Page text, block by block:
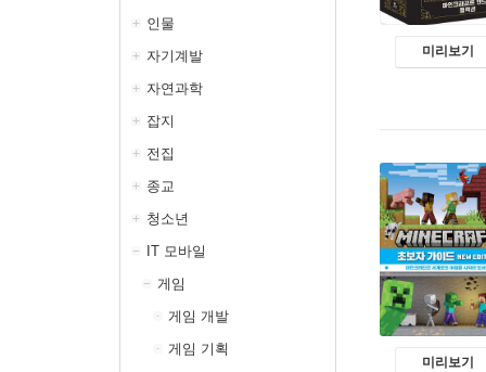
인물
자기계발
자연과학
잡지
전집
종교
청소년
IT 모바일
게임
게임 개발
게임 기획
미리보기
미리보기